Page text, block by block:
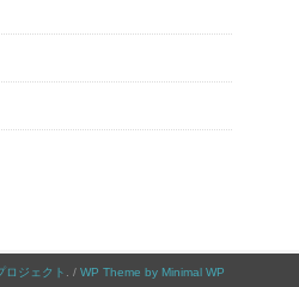
ロジェクト . / WP Theme by Minimal WP